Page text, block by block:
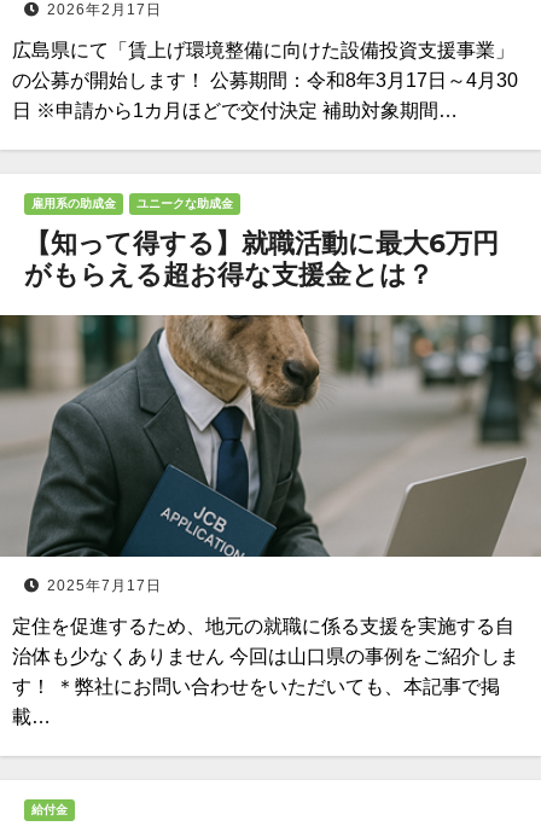
2026年2月17日
広島県にて「賃上げ環境整備に向けた設備投資支援事業」
の公募が開始します！ 公募期間：令和8年3月17日～4月30
日 ※申請から1カ月ほどで交付決定 補助対象期間…
雇用系の助成金 ユニークな助成金
【知って得する】就職活動に最大6万円
がもらえる超お得な支援金とは？
2025年7月17日
定住を促進するため、地元の就職に係る支援を実施する自
治体も少なくありません 今回は山口県の事例をご紹介しま
す！ ＊弊社にお問い合わせをいただいても、本記事で掲
載…
給付金